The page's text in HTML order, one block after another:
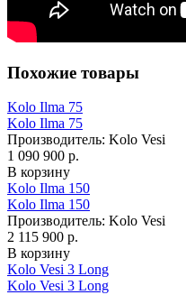
Похожие товары
Kolo Ilma 75
Kolo Ilma 75
Производитель: Kolo Vesi
1 090 900 р.
В корзину
Kolo Ilma 150
Kolo Ilma 150
Производитель: Kolo Vesi
2 115 900 р.
В корзину
Kolo Vesi 3 Long
Kolo Vesi 3 Long